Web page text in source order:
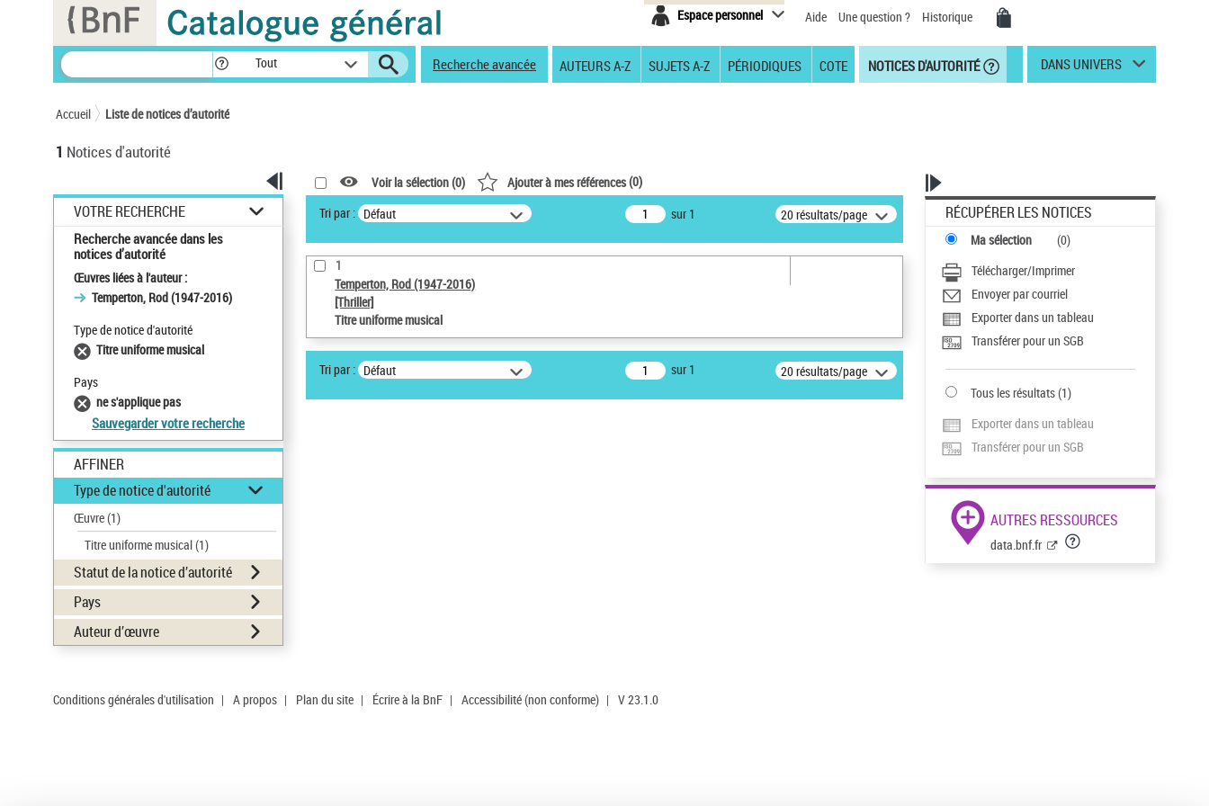
Espace personnel Aide Une question ? Historique
Tout Recherche avancée AUTEURS A-Z SUJETS A-Z PÉRIODIQUES COTE NOTICES D'AUTORITÉ DANS UNIVERS
Accueil Liste de notices d’autorité
1 Notices d'autorité
VOTRE RECHERCHE
Recherche avancée dans les
notices d’autorité
Œuvres liées à l'auteur :
Temperton, Rod (1947-2016)
Type de notice d'autorité
Titre uniforme musical
Pays
ne s'applique pas
Sauvegarder votre recherche
AFFINER
Type de notice d'autorité
Œuvre(1)
Titre uniforme musical(1)
Statut de la notice d’autorité
Pays
Auteur d’œuvre
Voir la sélection (0) Ajouter à mes références(0)
Tri par : Défaut sur 1 20 résultats/page
1
Temperton, Rod (1947-2016)
[Thriller]
Titre uniforme musical
Tri par : Défaut sur 1 20 résultats/page
RÉCUPÉRER LES NOTICES
Ma sélection (0)
Télécharger/Imprimer
Envoyer par courriel
Exporter dans un tableau
Transférer pour un SGB
Tous les résultats(1)
Exporter dans un tableau
Transférer pour un SGB
AUTRES RESSOURCES
data.bnf.fr
Conditions générales d'utilisation | A propos | Plan du site | Écrire à la BnF | Accessibilité (non conforme) | V 23.1.0
Panneau de gestion des cookies